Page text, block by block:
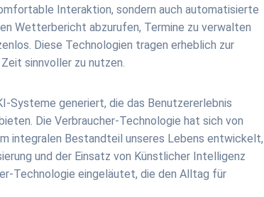
Interaktion, sondern auch automatisierte
Wetterbericht abzurufen, Termine zu verwalten
Diese Technologien tragen erheblich zur
sinnvoller zu nutzen.
Systeme generiert, die das Benutzererlebnis
Die Verbraucher-Technologie hat sich von
integralen Bestandteil unseres Lebens entwickelt,
und der Einsatz von Künstlicher Intelligenz
Technologie eingeläutet, die den Alltag für